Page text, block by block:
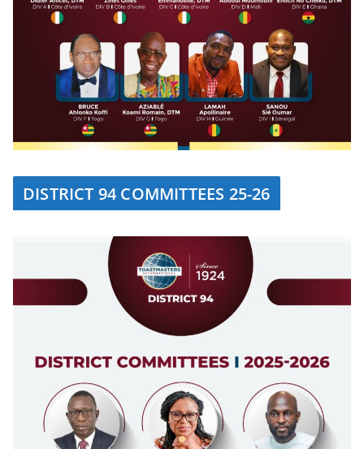
DISTRICT 94 COMMITTEES 25-26